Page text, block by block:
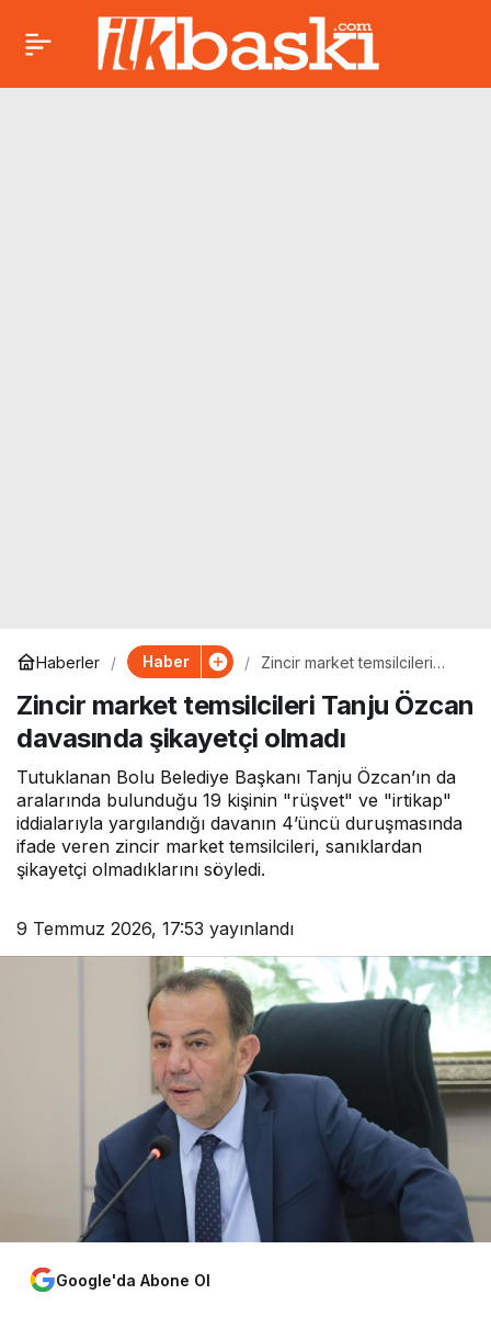
Haberler Haber
Zincir market temsilcileri
şikayetçi olmadı
Zincir market temsilcileri Tanju Özcan
davasında şikayetçi olmadı
Tutuklanan Bolu Belediye Başkanı Tanju Özcan’ın da
aralarında bulunduğu 19 kişinin "rüşvet" ve "irtikap"
iddialarıyla yargılandığı davanın 4’üncü duruşmasında
ifade veren zincir market temsilcileri, sanıklardan
şikayetçi olmadıklarını söyledi.
9 Temmuz 2026, 17:53 yayınlandı
Google'da Abone Ol
Bursa’da korkutan
yangın: 4 dönüm alan